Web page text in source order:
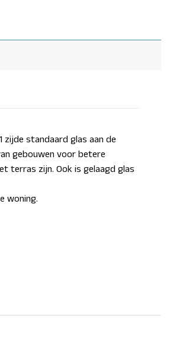
zijde standaard glas aan de
gebouwen voor betere
terras zijn. Ook is gelaagd glas
woning.